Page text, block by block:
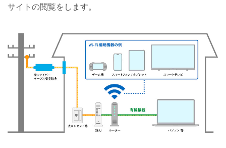
サイトの閲覧をします。